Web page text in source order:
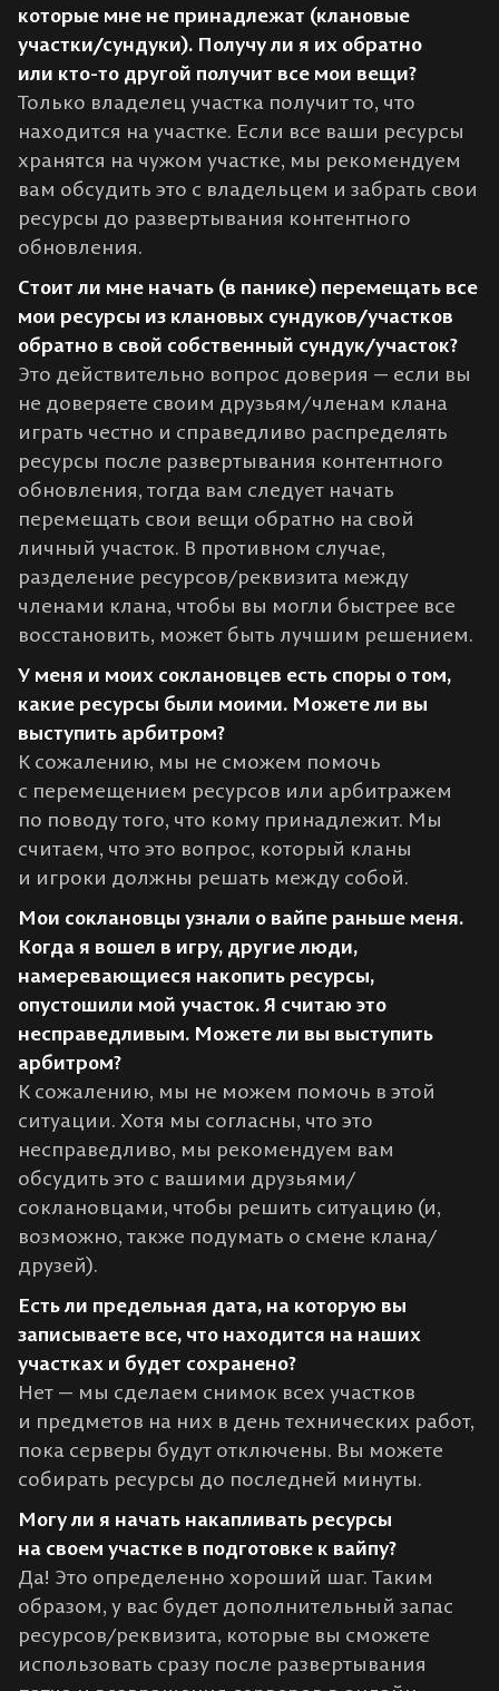
которые мне не принадлежат (клановые
участки/сундуки). Получу ли я их обратно
или кто-то другой получит все мои вещи?
Только владелец участка получит то, что
находится на участке. Если все ваши ресурсы
хранятся на чужом участке, мы рекомендуем
вам обсудить это с владельцем и забрать свои
ресурсы до развертывания контентного
обновления.
Стоит ли мне начать (в панике) перемещать все
мои ресурсы из клановых сундуков/участков
обратно в свой собственный сундук/участок?
Это действительно вопрос доверия — если вы
не доверяете своим друзьям/членам клана
играть честно и справедливо распределять
ресурсы после развертывания контентного
обновления, тогда вам следует начать
перемещать свои вещи обратно на свой
личный участок. В противном случае,
разделение ресурсов/реквизита между
членами клана, чтобы вы могли быстрее все
восстановить, может быть лучшим решением.
У меня и моих соклановцев есть споры о том,
какие ресурсы были моими. Можете ли вы
выступить арбитром?
К сожалению, мы не сможем помочь
с перемещением ресурсов или арбитражем
по поводу того, что кому принадлежит. Мы
считаем, что это вопрос, который кланы
и игроки должны решать между собой.
Мои соклановцы узнали о вайпе раньше меня.
Когда я вошел в игру, другие люди,
намеревающиеся накопить ресурсы,
опустошили мой участок. Я считаю это
несправедливым. Можете ли вы выступить
арбитром?
К сожалению, мы не можем помочь в этой
ситуации. Хотя мы согласны, что это
несправедливо, мы рекомендуем вам
обсудить это с вашими друзьями/
соклановцами, чтобы решить ситуацию (и,
возможно, также подумать о смене клана/
друзей).
Есть ли предельная дата, на которую вы
записываете все, что находится на наших
участках и будет сохранено?
Нет — мы сделаем снимок всех участков
и предметов на них в день технических работ,
пока серверы будут отключены. Вы можете
собирать ресурсы до последней минуты.
Могу ли я начать накапливать ресурсы
на своем участке в подготовке к вайпу?
Да! Это определенно хороший шаг. Таким
образом, у вас будет дополнительный запас
ресурсов/реквизита, которые вы сможете
использовать сразу после развертывания